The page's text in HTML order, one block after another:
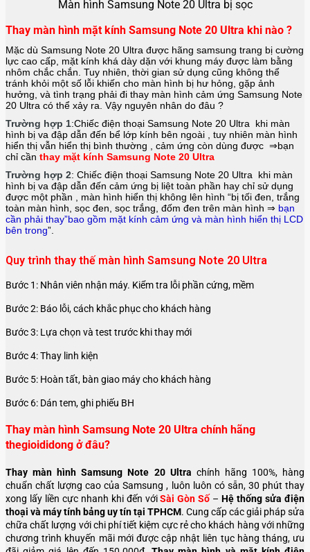
Màn hình Samsung Note 20 Ultra bị sọc
Thay màn hình mặt kính Samsung Note 20 Ultra khi nào ?
Mặc dù Samsung Note 20 Ultra được hãng samsung trang bị cường
lực cao cấp, mặt kính khá dày dặn với khung máy được làm bằng
nhôm chắc chắn. Tuy nhiên, thời gian sử dụng cũng không thể
tránh khỏi một số lỗi khiến cho màn hình bị hư hỏng, gặp ảnh
hưởng, và tình trạng phải đi thay màn hình cảm ứng Samsung Note
20 Ultra có thể xảy ra. Vậy nguyên nhân do đâu ?
Trường hợp 1:Chiếc điện thoại Samsung Note 20 Ultra khi màn
hình bị va đập dẫn đến bể lớp kính bên ngoài , tuy nhiên màn hình
hiển thị vẫn hiển thị bình thường , cảm ứng còn dùng được ⇒bạn
chỉ cần thay mặt kính Samsung Note 20 Ultra
Trường hợp 2: Chiếc điện thoại Samsung Note 20 Ultra khi màn
hình bị va đập dẫn đến cảm ứng bị liệt toàn phần hay chỉ sử dụng
được một phần , màn hình hiển thị không lên hình “bị tối đen, trắng
toàn màn hình, sọc đen, sọc trắng, đốm đen trên màn hình ⇒ bạn
cần phải thay”bao gồm mặt kính cảm ứng và màn hình hiển thị LCD
bên trong”.
Quy trình thay thế màn hình Samsung Note 20 Ultra
Bước 1: Nhân viên nhận máy. Kiểm tra lỗi phần cứng, mềm
Bước 2: Báo lỗi, cách khắc phục cho khách hàng
Bước 3: Lựa chọn và test trước khi thay mới
Bước 4: Thay linh kiện
Bước 5: Hoàn tất, bàn giao máy cho khách hàng
Bước 6: Dán tem, ghi phiếu BH
Thay màn hình Samsung Note 20 Ultra chính hãng
thegioididong ở đâu?
Thay màn hình Samsung Note 20 Ultra chính hãng 100%, hàng
chuẩn chất lượng cao của Samsung , luôn luôn có sẵn, 30 phút thay
xong lấy liền cực nhanh khi đến vớiSài Gòn Số –Hệ thống sửa điện
thoại và máy tính bảng uy tín tại TPHCM. Cung cấp các giải pháp sửa
chữa chất lượng với chi phí tiết kiệm cực rẻ cho khách hàng với những
chương trình khuyến mãi mới được cập nhật liên tục hàng tháng, ưu